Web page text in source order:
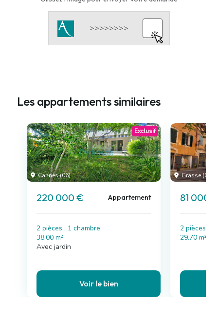
Les appartements similaires
Cannes (06)
Exclusif
220 000 € Appartement
2 pièces , 1 chambre
38.00 m²
Avec jardin
Voir le bien
Grasse (06)
81 000
2 pièces , 1
29.70 m²